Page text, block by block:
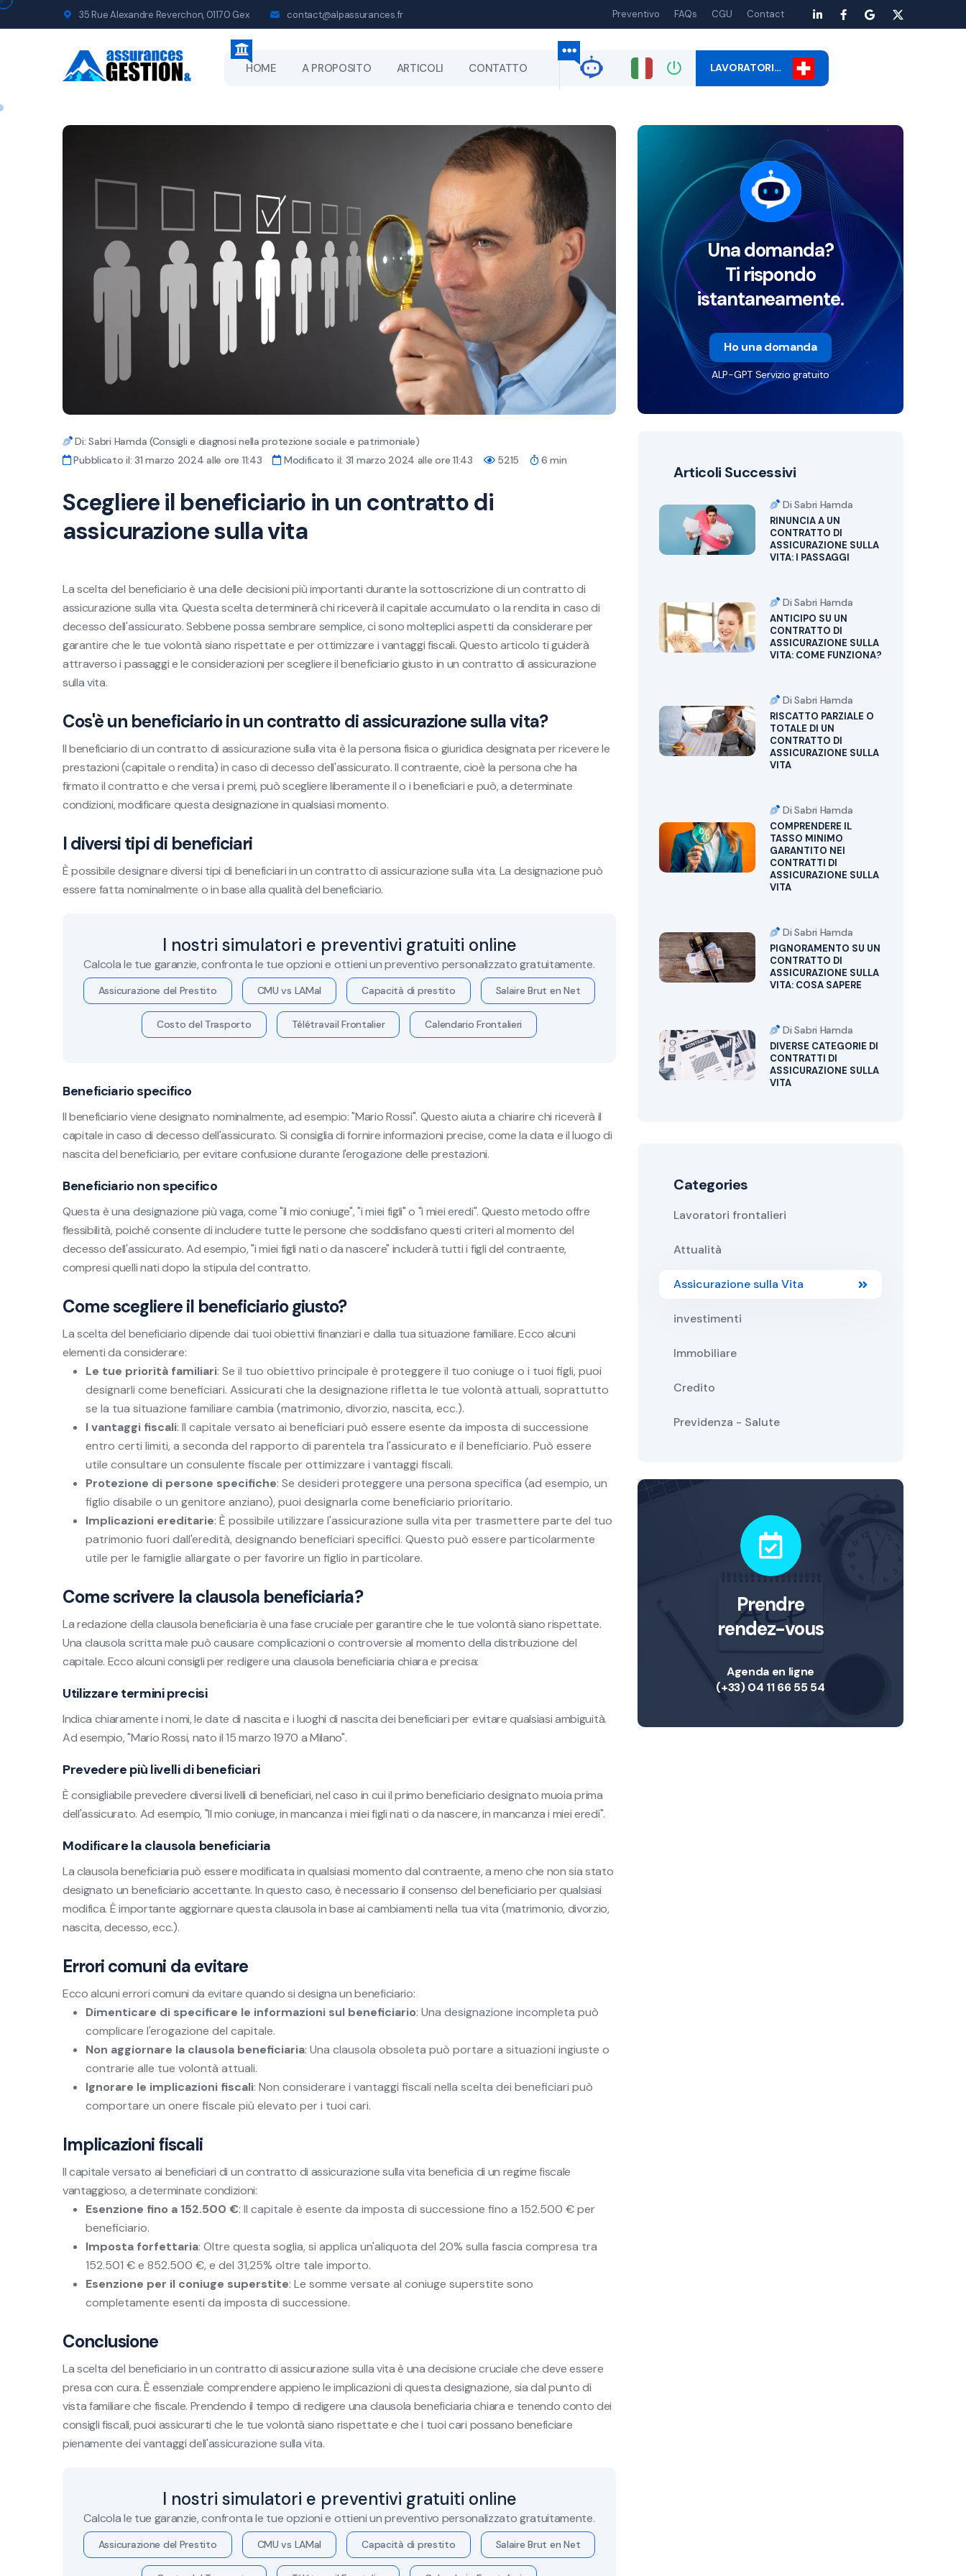
35 Rue Alexandre Reverchon, 01170 Gex contact@alpassurances.fr Preventivo FAQs CGU Contact
HOME A PROPOSITO ARTICOLI CONTATTO LAVORATORI…
Di: Sabri Hamda (Consigli e diagnosi nella protezione sociale e patrimoniale)
Pubblicato il: 31 marzo 2024 alle ore 11:43
Modificato il: 31 marzo 2024 alle ore 11:43 5215 6 min
Scegliere il beneficiario in un contratto di
assicurazione sulla vita
La scelta del beneficiario è una delle decisioni più importanti durante la sottoscrizione di un contratto di
assicurazione sulla vita. Questa scelta determinerà chi riceverà il capitale accumulato o la rendita in caso di
decesso dell'assicurato. Sebbene possa sembrare semplice, ci sono molteplici aspetti da considerare per
garantire che le tue volontà siano rispettate e per ottimizzare i vantaggi fiscali. Questo articolo ti guiderà
attraverso i passaggi e le considerazioni per scegliere il beneficiario giusto in un contratto di assicurazione
sulla vita.
Cos'è un beneficiario in un contratto di assicurazione sulla vita?
Il beneficiario di un contratto di assicurazione sulla vita è la persona fisica o giuridica designata per ricevere le
prestazioni (capitale o rendita) in caso di decesso dell'assicurato. Il contraente, cioè la persona che ha
firmato il contratto e che versa i premi, può scegliere liberamente il o i beneficiari e può, a determinate
condizioni, modificare questa designazione in qualsiasi momento.
I diversi tipi di beneficiari
È possibile designare diversi tipi di beneficiari in un contratto di assicurazione sulla vita. La designazione può
essere fatta nominalmente o in base alla qualità del beneficiario.
I nostri simulatori e preventivi gratuiti online
Calcola le tue garanzie, confronta le tue opzioni e ottieni un preventivo personalizzato gratuitamente.
Assicurazione del Prestito CMU vs LAMal Capacità di prestito Salaire Brut en Net
Costo del Trasporto Télétravail Frontalier Calendario Frontalieri
Beneficiario specifico
Il beneficiario viene designato nominalmente, ad esempio: "Mario Rossi". Questo aiuta a chiarire chi riceverà il
capitale in caso di decesso dell'assicurato. Si consiglia di fornire informazioni precise, come la data e il luogo di
nascita del beneficiario, per evitare confusione durante l'erogazione delle prestazioni.
Beneficiario non specifico
Questa è una designazione più vaga, come "il mio coniuge", "i miei figli" o "i miei eredi". Questo metodo offre
flessibilità, poiché consente di includere tutte le persone che soddisfano questi criteri al momento del
decesso dell'assicurato. Ad esempio, "i miei figli nati o da nascere" includerà tutti i figli del contraente,
compresi quelli nati dopo la stipula del contratto.
Come scegliere il beneficiario giusto?
La scelta del beneficiario dipende dai tuoi obiettivi finanziari e dalla tua situazione familiare. Ecco alcuni
elementi da considerare:
Le tue priorità familiari: Se il tuo obiettivo principale è proteggere il tuo coniuge o i tuoi figli, puoi
designarli come beneficiari. Assicurati che la designazione rifletta le tue volontà attuali, soprattutto
se la tua situazione familiare cambia (matrimonio, divorzio, nascita, ecc.).
I vantaggi fiscali: Il capitale versato ai beneficiari può essere esente da imposta di successione
entro certi limiti, a seconda del rapporto di parentela tra l'assicurato e il beneficiario. Può essere
utile consultare un consulente fiscale per ottimizzare i vantaggi fiscali.
Protezione di persone specifiche: Se desideri proteggere una persona specifica (ad esempio, un
figlio disabile o un genitore anziano), puoi designarla come beneficiario prioritario.
Implicazioni ereditarie: È possibile utilizzare l'assicurazione sulla vita per trasmettere parte del tuo
patrimonio fuori dall'eredità, designando beneficiari specifici. Questo può essere particolarmente
utile per le famiglie allargate o per favorire un figlio in particolare.
Come scrivere la clausola beneficiaria?
La redazione della clausola beneficiaria è una fase cruciale per garantire che le tue volontà siano rispettate.
Una clausola scritta male può causare complicazioni o controversie al momento della distribuzione del
capitale. Ecco alcuni consigli per redigere una clausola beneficiaria chiara e precisa:
Utilizzare termini precisi
Indica chiaramente i nomi, le date di nascita e i luoghi di nascita dei beneficiari per evitare qualsiasi ambiguità.
Ad esempio, "Mario Rossi, nato il 15 marzo 1970 a Milano".
Prevedere più livelli di beneficiari
È consigliabile prevedere diversi livelli di beneficiari, nel caso in cui il primo beneficiario designato muoia prima
dell'assicurato. Ad esempio, "Il mio coniuge, in mancanza i miei figli nati o da nascere, in mancanza i miei eredi".
Modificare la clausola beneficiaria
La clausola beneficiaria può essere modificata in qualsiasi momento dal contraente, a meno che non sia stato
designato un beneficiario accettante. In questo caso, è necessario il consenso del beneficiario per qualsiasi
modifica. È importante aggiornare questa clausola in base ai cambiamenti nella tua vita (matrimonio, divorzio,
nascita, decesso, ecc.).
Errori comuni da evitare
Ecco alcuni errori comuni da evitare quando si designa un beneficiario:
Dimenticare di specificare le informazioni sul beneficiario: Una designazione incompleta può
complicare l'erogazione del capitale.
Non aggiornare la clausola beneficiaria: Una clausola obsoleta può portare a situazioni ingiuste o
contrarie alle tue volontà attuali.
Ignorare le implicazioni fiscali: Non considerare i vantaggi fiscali nella scelta dei beneficiari può
comportare un onere fiscale più elevato per i tuoi cari.
Implicazioni fiscali
Il capitale versato ai beneficiari di un contratto di assicurazione sulla vita beneficia di un regime fiscale
vantaggioso, a determinate condizioni:
Esenzione fino a 152.500 €: Il capitale è esente da imposta di successione fino a 152.500 € per
beneficiario.
Imposta forfettaria: Oltre questa soglia, si applica un'aliquota del 20% sulla fascia compresa tra
152.501 € e 852.500 €, e del 31,25% oltre tale importo.
Esenzione per il coniuge superstite: Le somme versate al coniuge superstite sono
completamente esenti da imposta di successione.
Conclusione
La scelta del beneficiario in un contratto di assicurazione sulla vita è una decisione cruciale che deve essere
presa con cura. È essenziale comprendere appieno le implicazioni di questa designazione, sia dal punto di
vista familiare che fiscale. Prendendo il tempo di redigere una clausola beneficiaria chiara e tenendo conto dei
consigli fiscali, puoi assicurarti che le tue volontà siano rispettate e che i tuoi cari possano beneficiare
pienamente dei vantaggi dell'assicurazione sulla vita.
I nostri simulatori e preventivi gratuiti online
Calcola le tue garanzie, confronta le tue opzioni e ottieni un preventivo personalizzato gratuitamente.
Assicurazione del Prestito CMU vs LAMal Capacità di prestito Salaire Brut en Net
Una domanda?
Ti rispondo
istantaneamente.
Ho una domanda
ALP-GPT Servizio gratuito
Articoli Successivi
Di Sabri Hamda
RINUNCIA A UN
CONTRATTO DI
ASSICURAZIONE SULLA
VITA: I PASSAGGI
Di Sabri Hamda
ANTICIPO SU UN
CONTRATTO DI
ASSICURAZIONE SULLA
VITA: COME FUNZIONA?
Di Sabri Hamda
RISCATTO PARZIALE O
TOTALE DI UN
CONTRATTO DI
ASSICURAZIONE SULLA
VITA
Di Sabri Hamda
COMPRENDERE IL
TASSO MINIMO
GARANTITO NEI
CONTRATTI DI
ASSICURAZIONE SULLA
VITA
Di Sabri Hamda
PIGNORAMENTO SU UN
CONTRATTO DI
ASSICURAZIONE SULLA
VITA: COSA SAPERE
Di Sabri Hamda
DIVERSE CATEGORIE DI
CONTRATTI DI
ASSICURAZIONE SULLA
VITA
Categories
Lavoratori frontalieri
Attualità
Assicurazione sulla Vita
investimenti
Immobiliare
Credito
Previdenza - Salute
Prendre
rendez-vous
Agenda en ligne
(+33) 04 11 66 55 54